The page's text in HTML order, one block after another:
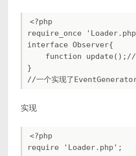
<?php
require_once
interface Observer{
function update();//
}
实现
<?php
require 'Loader.php';